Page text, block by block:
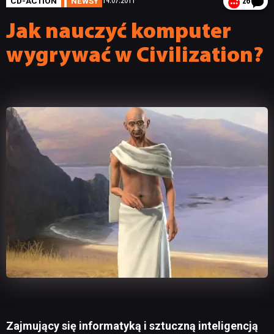
Jak nauczyć komputer
wygrywać w Civilization?
Zajmujący się informatyką i sztuczną inteligencją